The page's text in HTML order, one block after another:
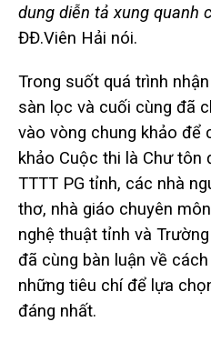
dung diễn tả xung quanh
ĐĐ.Viên Hải nói.
Trong suốt quá trình
sàn lọc và cuối cùng đã
vào vòng chung khảo để
khảo Cuộc thi là Chư tôn
TTTT PG tỉnh, các nhà
thơ, nhà giáo chuyên
nghệ thuật tỉnh và
đã cùng bàn luận về
những tiêu chí để lựa
đáng nhất.